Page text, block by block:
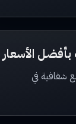
بأفضل الأسعار
شفافية في